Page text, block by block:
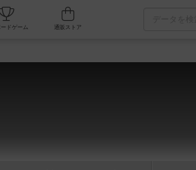
ェ/店舗 人気ボードゲーム